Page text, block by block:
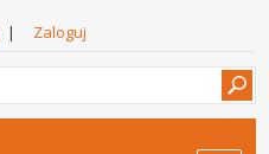
| Zaloguj